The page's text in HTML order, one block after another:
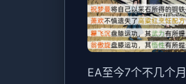
EA至今7个不几个